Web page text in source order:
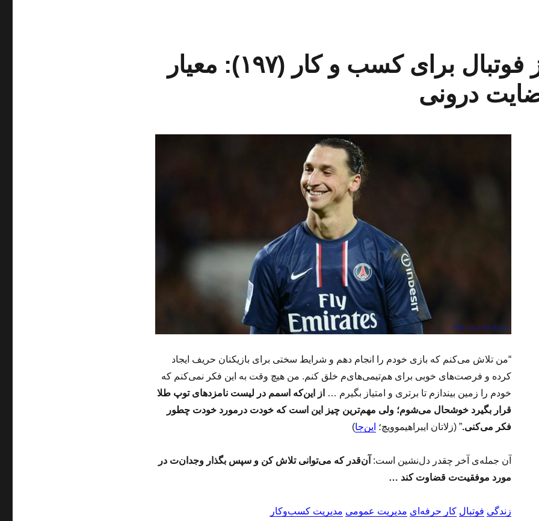
درس‌هایی از فوتبال برای کسب و کار (۱۹۷): معیار
درونی
“من تلاش می‌کنم که بازی خودم را انجام دهم و شرایط سختی برای بازیکنان حریف ایجاد
کرده و فرصت‌های خوبی برای هم‌تیمی‌های‌م خلق کنم. من هیچ وقت به این فکر نمی‌کنم که
خودم را زمین بیندازم تا برتری و امتیاز بگیرم … از این‌که اسمم در لیست نامزدهای توپ طلا
قرار بگیرد خوشحال می‌شوم؛ ولی مهم‌ترین چیز این است که خودت درمورد خودت چطور
فکر می‌کنی.” (زلاتان ایبراهیموویچ؛ این‌جا)
آن جمله‌ی آخر چقدر دل‌نشین است: آن‌قدر که می‌توانی تلاش کن و سپس بگذار وجدان‌ت در
مورد موفقیت‌ت قضاوت کند …
زندگی فوتبال کار حرفه‌ای مدیریت عمومی مدیریت کسب‌و‌کار